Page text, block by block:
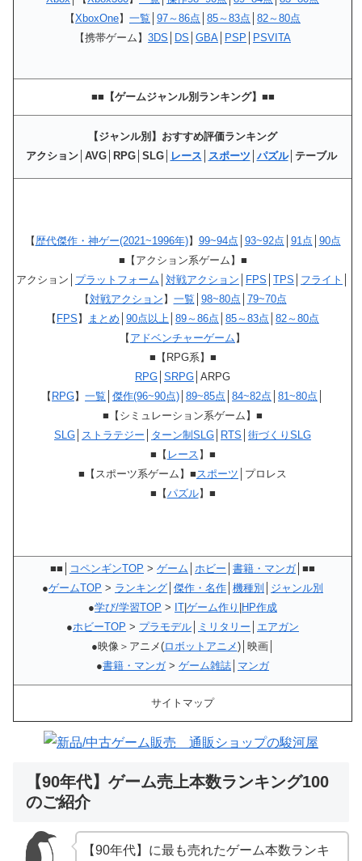
【XboxOne】 一覧 97～86点 85～83点 82～80点
【携帯ゲーム】 3DS DS GBA PSP PSVITA
■■【ゲームジャンル別ランキング】■■
【ジャンル別】おすすめ評価ランキング
アクション│AVG│RPG│SLG│
レース スポーツ パズル│テーブル
【歴代傑作・神ゲー(2021~1996年)】 99~94点 93~92点 91点 90点
■【アクション系ゲーム】■
アクション│ プラットフォーム 対戦アクション FPS TPS フライト
【対戦アクション 】 一覧 98~80点 79~70点
【 FPS 】 まとめ 90点以上 89～86点 85～83点 82～80点
【 アドベンチャーゲーム 】
■【RPG系】■
RPG SRPG │ARPG
【 RPG】 一覧 傑作(96~90点) 89~85点 84~82点 81~80点
■【シミュレーション系ゲーム】■
SLG ストラテジー ターン制SLG RTS 街づくりSLG
■【 レース 】■
■【スポーツ系ゲーム】■スポーツ │プロレス
■【パズル】■
■■│ コペンギンTOP > ゲーム ホビー 書籍・マンガ│■■
●ゲームTOP > ランキング 傑作・名作 機種別
ジャンル別
●学び/学習TOP > IT ゲーム作り HP作成
●ホビーTOP > プラモデル ミリタリー
エアガン
●映像＞アニメ(ロボットアニメ)│映画│
●書籍・マンガ> ゲーム雑誌 マンガ
サイトマップ
【90年代】ゲーム売上本数ランキング100
のご紹介
【90年代】に最も売れたゲーム本数ランキ